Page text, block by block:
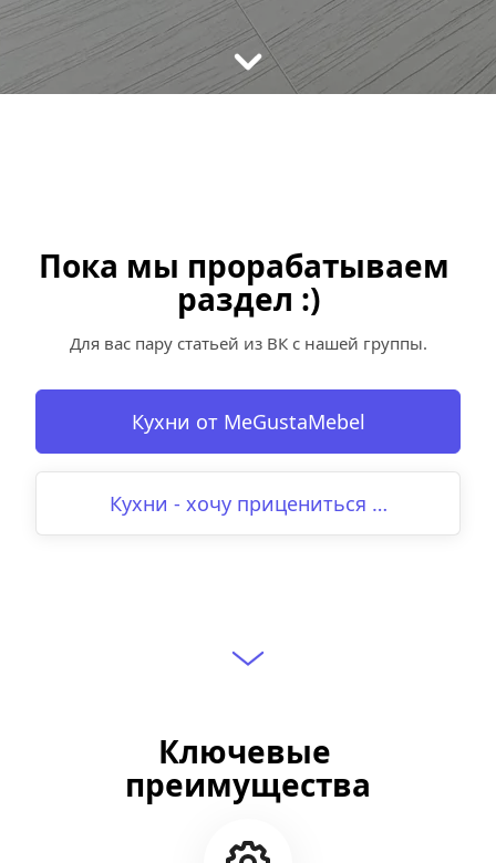
Пока мы прорабатываем
раздел :)
Для вас пару статьей из ВК с нашей группы.
Кухни от MeGustaMebel
Кухни - хочу прицениться …
Ключевые
преимущества